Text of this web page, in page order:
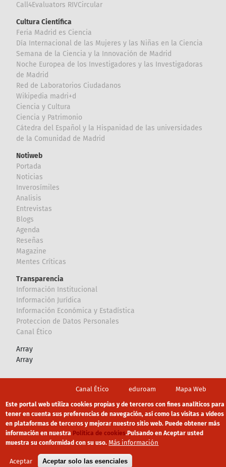
Call4Evaluators RIVCircular
Cultura Científica
Feria Madrid es Ciencia
Día Internacional de las Mujeres y las Niñas en la Ciencia
Semana de la Ciencia y la Innovación de Madrid
Noche Europea de los Investigadores y las Investigadoras
de Madrid
Red de Laboratorios Ciudadanos
Wikipedia madri+d
Ciencia y Cultura
Ciencia y Patrimonio
Cátedra del Español y la Hispanidad de las universidades
de la Comunidad de Madrid
Notiweb
Portada
Noticias
Inverosímiles
Analisis
Entrevistas
Blogs
Agenda
Reseñas
Magazine
Mentes Críticas
Transparencia
Información Institucional
Información Jurídica
Información Económica y Estadística
Proteccion de Datos Personales
Canal Ético
Array
Array
Canal Ético eduroam Mapa Web
Política privacidad Política de cookies Aviso legal
Este portal web utiliza cookies propias y de terceros con fines analíticos para
tener en cuenta sus preferencias de navegación, así como las visitas a vídeos
en plataformas de terceros y mejorar nuestro sitio web. Puede obtener más
información en nuestra Política de cookies.Pulsando en Aceptar usted
muestra su conformidad con su uso. Más información
Aceptar Aceptar solo las esenciales